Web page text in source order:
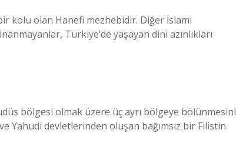
kolu olan Hanefi mezhebidir. Diğer İslami
Türkiye’de yaşayan dini azınlıkları
bölgesi olmak üzere üç ayrı bölgeye bölünmesini
Yahudi devletlerinden oluşan bağımsız bir Filistin